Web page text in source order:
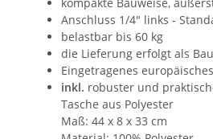
Anschluss 1/4" links -
belastbar bis 60 kg
die Lieferung erfolgt als
Eingetragenes
inkl. robuster und
Tasche aus Polyester
Maß: 44 x 8 x 33 cm